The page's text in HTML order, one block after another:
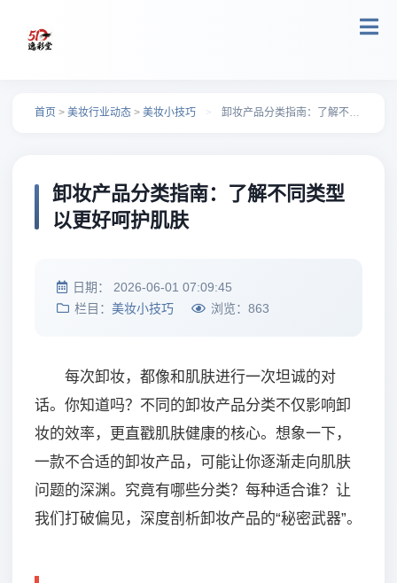
首页 > 美妆行业动态 > 美妆小技巧 > 卸妆产品分类指南：了解不同类型以更好呵护肌肤
卸妆产品分类指南：了解不同类型
以更好呵护肌肤
日期： 2026-06-01 07:09:45
栏目： 美妆小技巧 浏览： 863
每次卸妆，都像和肌肤进行一次坦诚的对
话。你知道吗？不同的卸妆产品分类不仅影响卸
妆的效率，更直戳肌肤健康的核心。想象一下，
一款不合适的卸妆产品，可能让你逐渐走向肌肤
问题的深渊。究竟有哪些分类？每种适合谁？让
我们打破偏见，深度剖析卸妆产品的“秘密武器”。